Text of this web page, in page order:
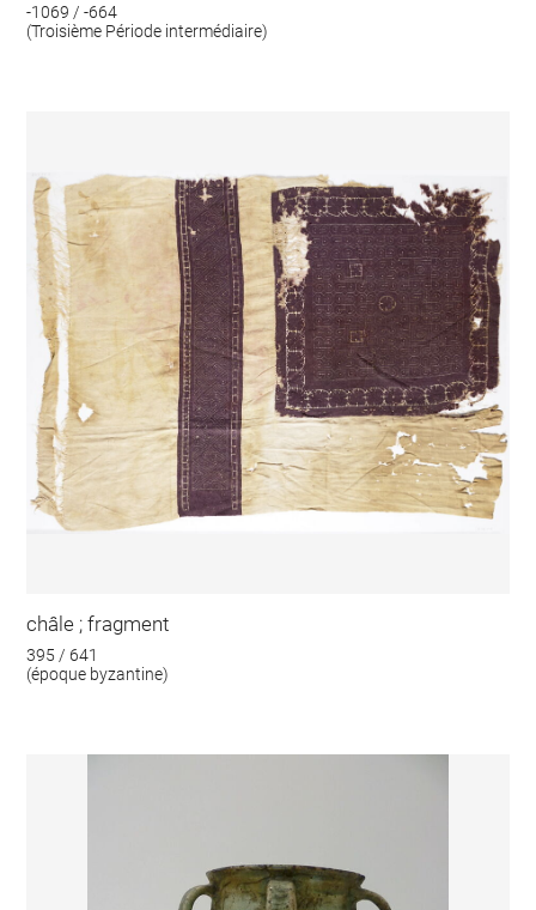
-1069 / -664
(Troisième Période intermédiaire)
châle ; fragment
395 / 641
(époque byzantine)